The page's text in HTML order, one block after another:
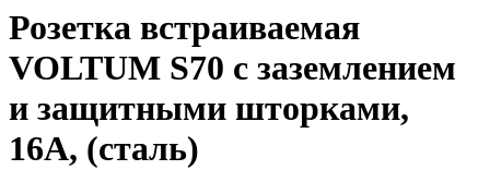
Розетка встраиваемая
VOLTUM S70 с заземлением
и защитными шторками,
16А, (сталь)